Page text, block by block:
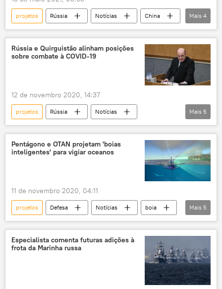
projetos Rússia Notícias
China
Ártico
projeto
cooperação
estação
Mais 4
Rússia e Quirguistão alinham posições
sobre combate à COVID-19
12 de novembro 2020, 14:37
projetos Rússia
Notícias
Quirguistão
relações bilaterais
COVID-19
novo coronavírus
Pandemia de COVID-19 no mundo em meados de novembro
Mais 5
Pentágono e OTAN projetam 'boias
inteligentes' para vigiar oceanos
11 de novembro 2020, 04:11
projetos Defesa Notícias
boia
Pentágono
DARPA
projeto
Mais 5
Especialista comenta futuras adições à
frota da Marinha russa